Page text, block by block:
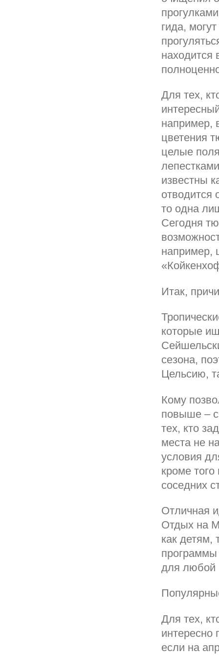
гида,
находится
Для тех,
например,
цветения
целые
известны
отводится
то одна
Сегодня
например,
Итак,
которые
сезона,
Цельсию,
Кому
повыше –
тех, кто
места не
условия
кроме
соседних
Отличная
Отдых на
как детям,
программы
для любой
Для тех,
интересно
если на